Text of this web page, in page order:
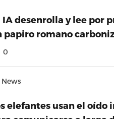
IA desenrolla y lee por
papiro romano
0
News
elefantes usan el oído